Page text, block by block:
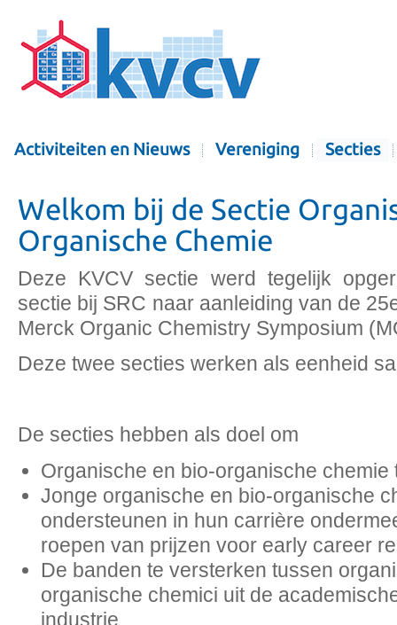
Activiteiten en Nieuws Vereniging Secties
Welkom bij de Sectie
Organische Chemie
Deze KVCV sectie werd tegelijk
sectie bij SRC naar aanleiding van de
Merck Organic Chemistry Symposium
Deze twee secties werken als eenheid
De secties hebben als doel om
Organische en bio-organische chemie
Jonge organische en bio-organische
ondersteunen in hun carrière
roepen van prijzen voor early career
De banden te versterken tussen
organische chemici uit de
industrie